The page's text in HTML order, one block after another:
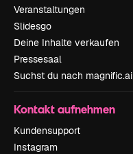
Veranstaltungen
Slidesgo
Deine Inhalte verkaufen
Pressesaal
Suchst du nach magnific.ai
Kontakt aufnehmen
Kundensupport
Instagram